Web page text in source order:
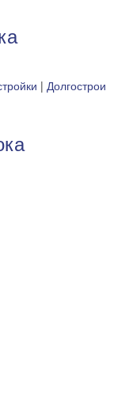
| Долгострои